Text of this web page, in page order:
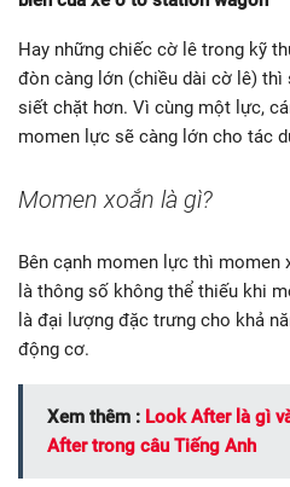
Hay những chiếc cờ lê trong kỹ
đòn càng lớn (chiều dài cờ lê)
siết chặt hơn. Vì cùng một lực,
momen lực sẽ càng lớn cho tác
Momen xoắn là gì?
Bên cạnh momen lực thì momen
là thông số không thể thiếu khi
là đại lượng đặc trưng cho khả
động cơ.
Xem thêm : Look After là gì
After trong câu Tiếng Anh